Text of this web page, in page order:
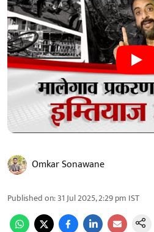
Omkar Sonawane
Published on:31 Jul 2025, 2:29 pm IST